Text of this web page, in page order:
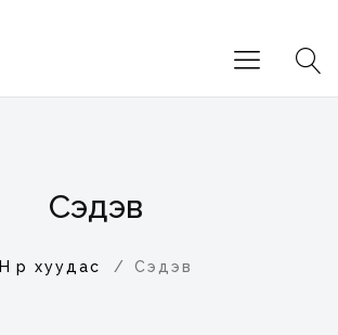
Сэдэв
Нүүр хуудас Сэдэв